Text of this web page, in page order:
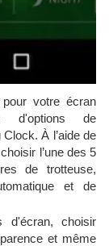
votre écran
d'options de
À l’aide de
l’une des 5
de trotteuse,
et de
d'écran, choisir
et même